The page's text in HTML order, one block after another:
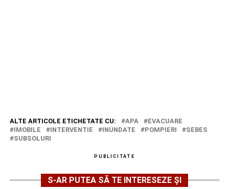
ALTE ARTICOLE ETICHETATE CU: APA
EVACUARE
IMOBILE
INTERVENTIE INUNDATE POMPIERI
SEBES
SUBSOLURI
PUBLICITATE
S-AR PUTEA SĂ TE INTERESEZE ȘI